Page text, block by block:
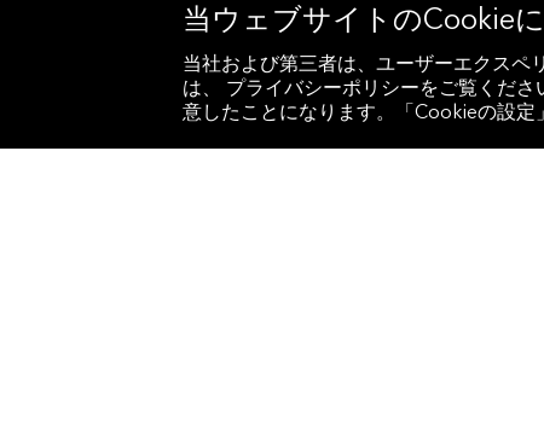
当ウェブサイトのCookie
当社および第三者は、ユーザーエクス
は、 プライバシーポリシーをご覧くだ
意したことになります。「Cookieの設定